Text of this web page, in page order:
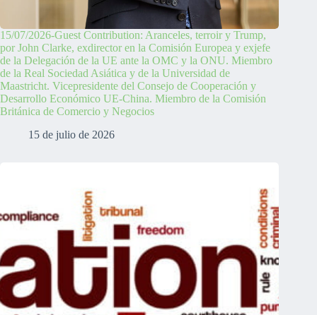
15/07/2026-Guest Contribution: Aranceles, terroir y Trump,
por John Clarke, exdirector en la Comisión Europea y exjefe
de la Delegación de la UE ante la OMC y la ONU. Miembro
de la Real Sociedad Asiática y de la Universidad de
Maastricht. Vicepresidente del Consejo de Cooperación y
Desarrollo Económico UE-China. Miembro de la Comisión
Británica de Comercio y Negocios
15 de julio de 2026